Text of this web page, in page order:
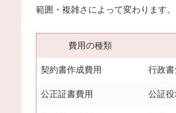
範囲・複雑さによって変わります。
費用の種類
契約書作成費用 行政
公正証書費用 公証